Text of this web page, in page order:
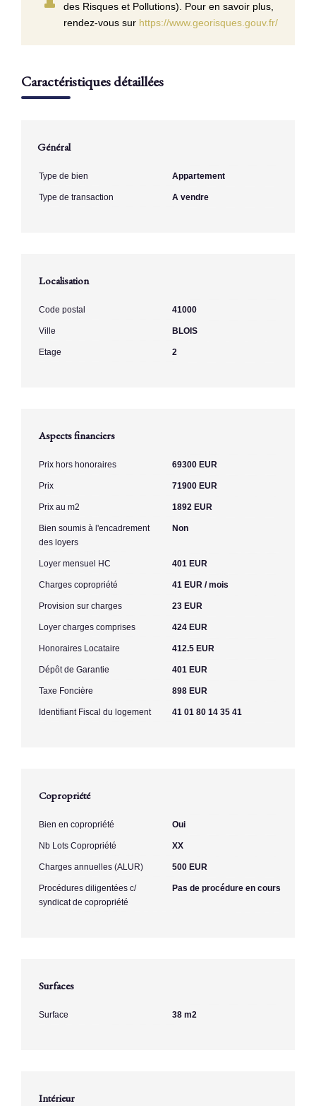
des Risques et Pollutions). Pour en savoir plus,
rendez-vous sur https://www.georisques.gouv.fr/
Caractéristiques détaillées
Général
Type de bien Appartement
Type de transaction A vendre
Localisation
Code postal 41000
Ville BLOIS
Etage 2
Aspects financiers
Prix hors honoraires 69300 EUR
Prix 71900 EUR
Prix au m2 1892 EUR
Bien soumis à l'encadrement
des loyers
Non
Loyer mensuel HC 401 EUR
Charges copropriété 41 EUR / mois
Provision sur charges 23 EUR
Loyer charges comprises 424 EUR
Honoraires Locataire 412.5 EUR
Dépôt de Garantie 401 EUR
Taxe Foncière 898 EUR
Identifiant Fiscal du logement 41 01 80 14 35 41
Copropriété
Bien en copropriété Oui
Nb Lots Copropriété XX
Charges annuelles (ALUR) 500 EUR
Procédures diligentées c/
syndicat de copropriété
Pas de procédure en cours
Surfaces
Surface 38 m2
Intérieur